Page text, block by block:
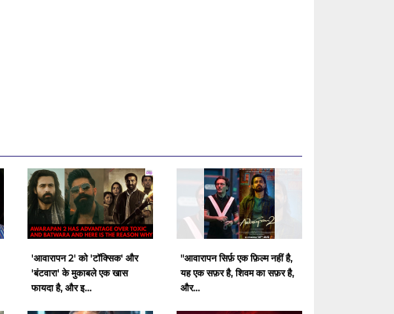
'आवारापन 2' को 'टॉक्सिक' और
'बंटवारा' के मुकाबले एक खास
फायदा है, और इ...
"आवारापन सिर्फ़ एक फ़िल्म नहीं है,
यह एक सफ़र है, शिवम का सफ़र है,
और...